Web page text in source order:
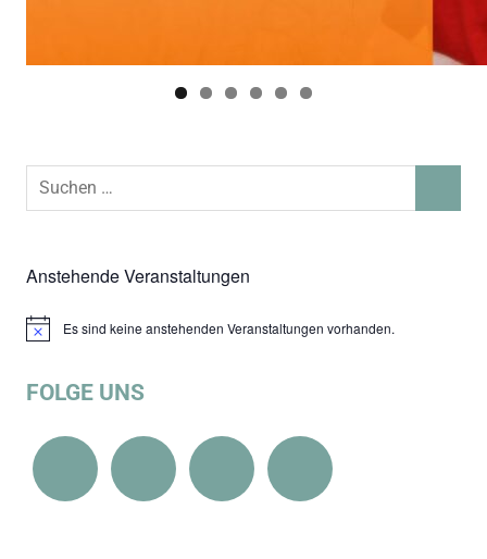
Suchen
Anstehende Veranstaltungen
HinweisEs sind keine anstehenden Veranstaltungen vorhanden.
FOLGE UNS